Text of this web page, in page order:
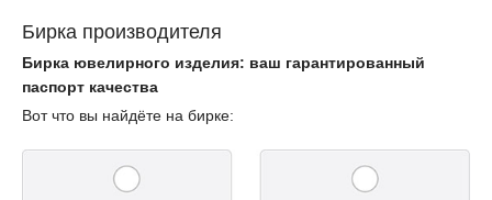
Бирка производителя
Бирка ювелирного изделия: ваш гарантированный
паспорт качества
Вот что вы найдёте на бирке: